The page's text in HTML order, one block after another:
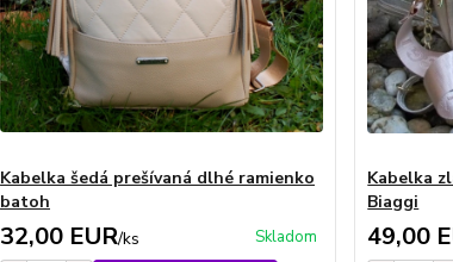
Kabelka šedá prešívaná dlhé ramienko
batoh
32,00 EUR/ks Skladom
Kabelka
Biaggi
49,00